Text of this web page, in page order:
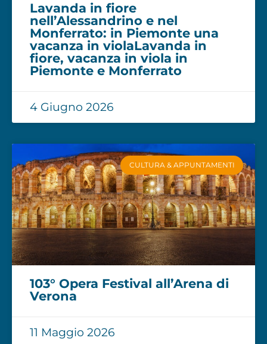
Lavanda in fiore
nell’Alessandrino e nel
Monferrato: in Piemonte una
vacanza in violaLavanda in
fiore, vacanza in viola in
Piemonte e Monferrato
4 Giugno 2026
CULTURA & APPUNTAMENTI
103° Opera Festival all’Arena di
Verona
11 Maggio 2026